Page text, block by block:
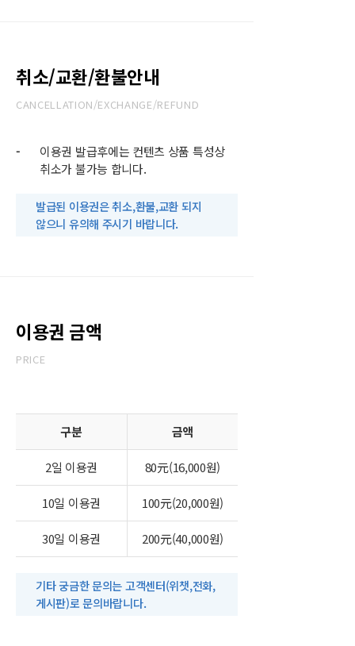
취소/교환/환불안내
CANCELLATION/EXCHANGE/REFUND
-
이용권 발급후에는 컨텐츠 상품 특성상
취소가 불가능 합니다.
발급된 이용권은 취소,환불,교환 되지
않으니 유의해 주시기 바랍니다.
이용권 금액
PRICE
구분 금액
2일 이용권 80元(16,000원)
10일 이용권 100元(20,000원)
30일 이용권 200元(40,000원)
기타 궁금한 문의는 고객센터(위챗,전화,
게시판)로 문의바랍니다.